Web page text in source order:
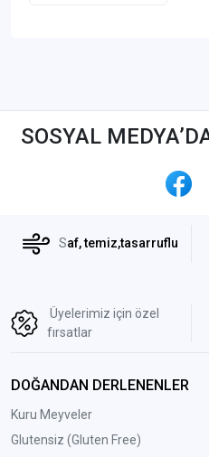
SOSYAL
Saf, temiz,tasarruflu
Üyelerimiz için özel
fırsatlar
DOĞANDAN DERLENENLER
Kuru Meyveler
Glutensiz (Gluten Free)